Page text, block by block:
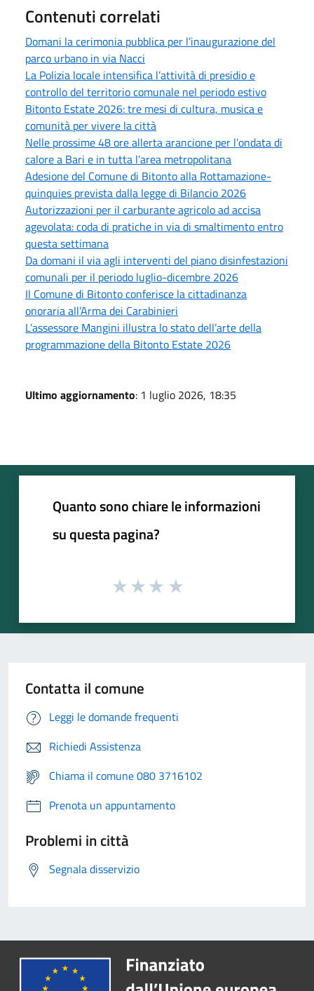
Contenuti correlati
Domani la cerimonia pubblica per l’inaugurazione del
parco urbano in via Nacci
La Polizia locale intensifica l’attività di presidio e
controllo del territorio comunale nel periodo estivo
Bitonto Estate 2026: tre mesi di cultura, musica e
comunità per vivere la città
Nelle prossime 48 ore allerta arancione per l’ondata di
calore a Bari e in tutta l’area metropolitana
Adesione del Comune di Bitonto alla Rottamazione-
quinquies prevista dalla legge di Bilancio 2026
Autorizzazioni per il carburante agricolo ad accisa
agevolata: coda di pratiche in via di smaltimento entro
questa settimana
Da domani il via agli interventi del piano disinfestazioni
comunali per il periodo luglio-dicembre 2026
Il Comune di Bitonto conferisce la cittadinanza
onoraria all’Arma dei Carabinieri
L’assessore Mangini illustra lo stato dell’arte della
programmazione della Bitonto Estate 2026
Ultimo aggiornamento: 1 luglio 2026, 18:35
Quanto sono chiare le informazioni
su questa pagina?
Contatta il comune
Leggi le domande frequenti
Richiedi Assistenza
Chiama il comune 080 3716102
Prenota un appuntamento
Problemi in città
Segnala disservizio